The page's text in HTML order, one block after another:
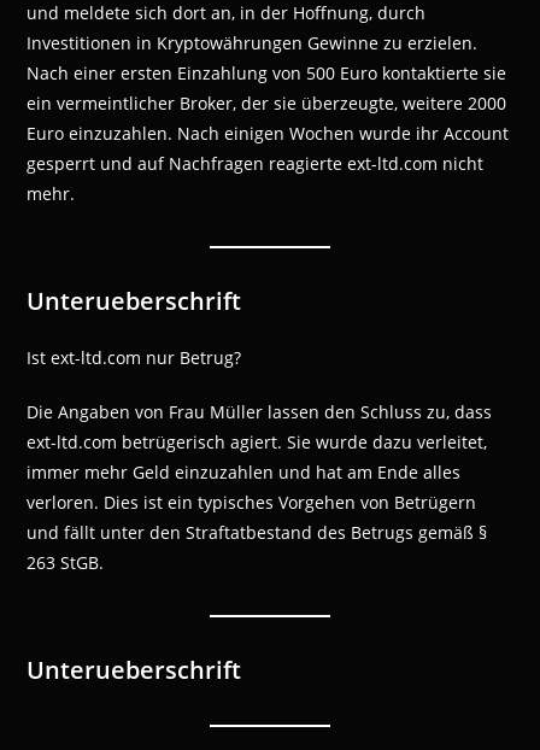
und meldete sich dort an, in der Hoffnung, durch
Investitionen in Kryptowährungen Gewinne zu erzielen.
Nach einer ersten Einzahlung von 500 Euro kontaktierte sie
ein vermeintlicher Broker, der sie überzeugte, weitere 2000
Euro einzuzahlen. Nach einigen Wochen wurde ihr Account
gesperrt und auf Nachfragen reagierte ext-ltd.com nicht
mehr.
Unterueberschrift
Ist ext-ltd.com nur Betrug?
Die Angaben von Frau Müller lassen den Schluss zu, dass
ext-ltd.com betrügerisch agiert. Sie wurde dazu verleitet,
immer mehr Geld einzuzahlen und hat am Ende alles
verloren. Dies ist ein typisches Vorgehen von Betrügern
und fällt unter den Straftatbestand des Betrugs gemäß §
263 StGB.
Unterueberschrift